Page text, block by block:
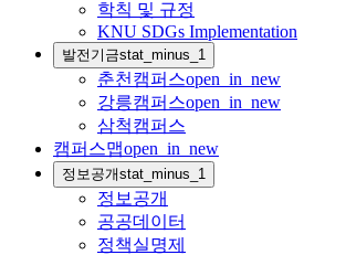
학칙 및 규정
KNU SDGs Implementation
발전기금stat_minus_1
춘천캠퍼스open_in_new
강릉캠퍼스open_in_new
삼척캠퍼스
캠퍼스맵open_in_new
정보공개stat_minus_1
정보공개
공공데이터
정책실명제